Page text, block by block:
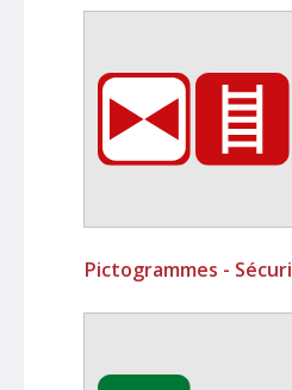
Pictogrammes -